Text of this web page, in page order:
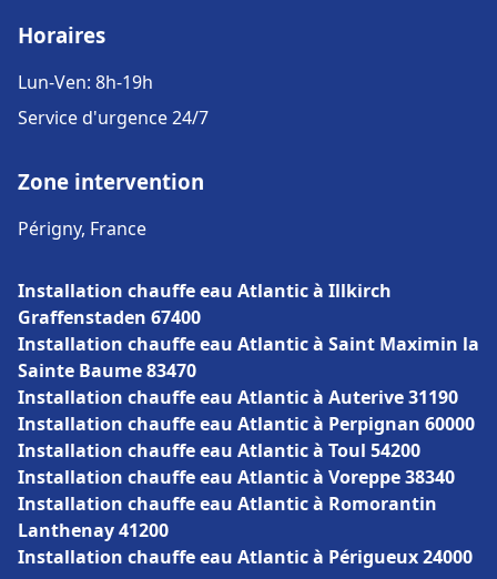
Horaires
Lun-Ven: 8h-19h
Service d'urgence 24/7
Zone intervention
Périgny, France
Installation chauffe eau Atlantic à Illkirch
Graffenstaden 67400
Installation chauffe eau Atlantic à Saint Maximin la
Sainte Baume 83470
Installation chauffe eau Atlantic à Auterive 31190
Installation chauffe eau Atlantic à Perpignan 60000
Installation chauffe eau Atlantic à Toul 54200
Installation chauffe eau Atlantic à Voreppe 38340
Installation chauffe eau Atlantic à Romorantin
Lanthenay 41200
Installation chauffe eau Atlantic à Périgueux 24000